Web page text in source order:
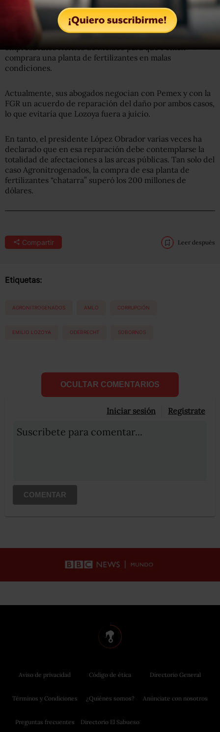
El relativo a Odebrecht se refiere a que presuntamente
recibió sobornos de la constructora brasileña a cambio de
favorecerla con contratos de obra pública. El de
Agronitrogenados es por otro presunto soborno de la
empresa Altos Hornos de México para que Pemex
comprara una planta de fertilizantes en malas
condiciones.
Actualmente, sus abogados negocian con Pemex y con la
FGR un acuerdo de reparación del daño por ambos casos,
lo que evitaría que Lozoya fuera a juicio.
En tanto, el presidente López Obrador varias veces ha
declarado que en esa reparación debe contemplarse la
totalidad de afectaciones a las arcas públicas. Tan solo del
caso Agronitrogenados, la compra de esa planta de
fertilizantes “chatarra” superó los 200 millones de
dólares.
Compartir Leer después
Etiquetas:
AGRONITROGENADOS AMLO CORRUPCIÓN
EMILIO LOZOYA ODEBRECHT SOBORNOS
OCULTAR COMENTARIOS
Iniciar sesión Registrate
Suscribete para comentar...
COMENTAR
Aviso de privacidad
Términos y Condiciones
Preguntas frecuentes
Código de ética
¿Quiénes somos?
Directorio El Sabueso
Directorio General
Anúnciate con nosotros